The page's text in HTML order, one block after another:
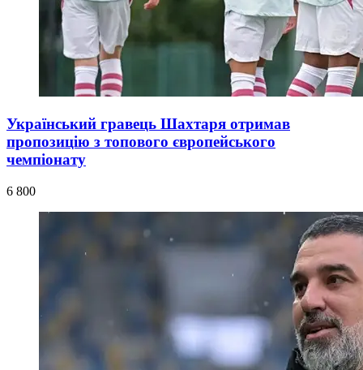
Український гравець Шахтаря отримав
пропозицію з топового європейського
чемпіонату
6 800